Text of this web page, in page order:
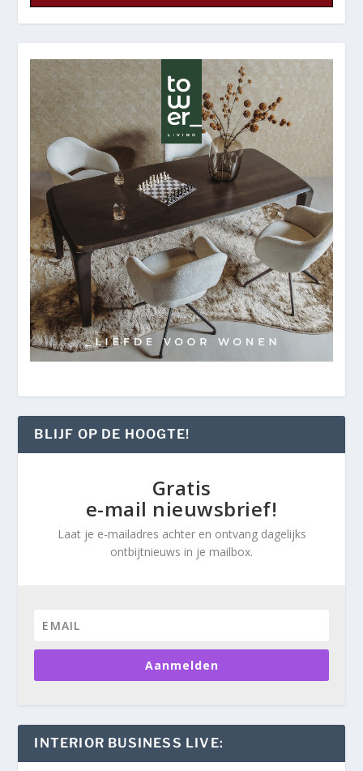
BLIJF OP DE HOOGTE!
Gratis
e-mail nieuwsbrief!
Laat je e-mailadres achter en ontvang dagelijks
ontbijtnieuws in je mailbox.
Aanmelden
INTERIOR BUSINESS LIVE: